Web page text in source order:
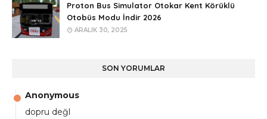
Proton Bus Simulator Otokar Kent Körüklü
Otobüs Modu İndir 2026
ARALIK 30, 2025
SON YORUMLAR
Anonymous
dopru değl